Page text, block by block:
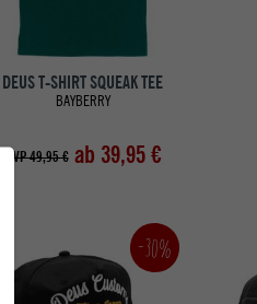
DEUS T-SHIRT SQUEAK TEE
BAYBERRY
UVP 49,95 € ab 39,95 €
-30%